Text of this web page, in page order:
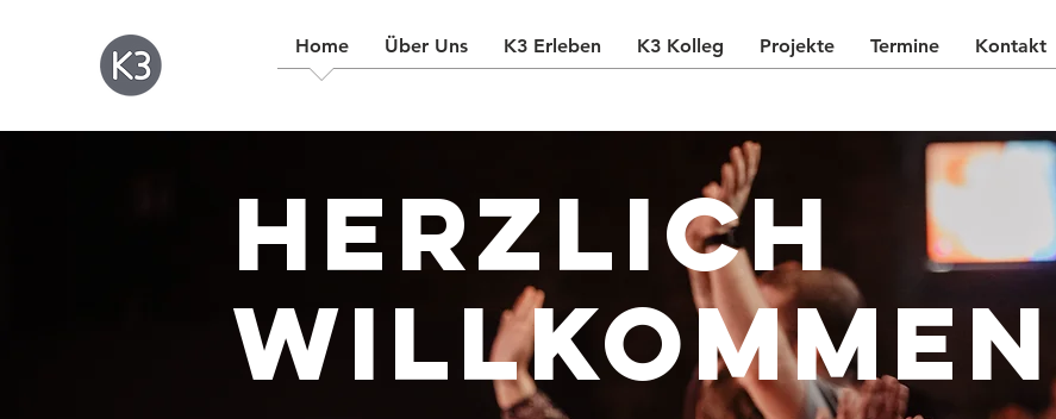
Home Über Uns K3 Erleben K3 Kolleg Projekte Termine Kontakt
Herzlich
Willkommen